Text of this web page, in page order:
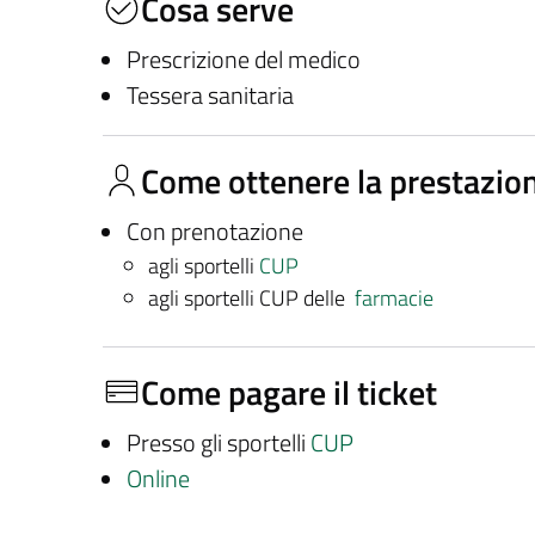
Prescrizione del medico
Tessera sanitaria
Come ottenere la
Con prenotazione
agli sportelli CUP
agli sportelli CUP delle farmacie
Come pagare il ticket
Presso gli sportelli CUP
Online